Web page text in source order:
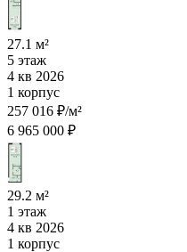
27.1 м²
5 этаж
4 кв 2026
1 корпус
257 016 ₽/м²
6 965 000 ₽
29.2 м²
1 этаж
4 кв 2026
1 корпус